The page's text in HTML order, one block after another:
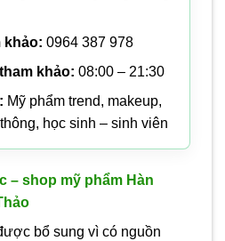
khảo: 0964 387 978
khảo: 08:00 – 21:30
Mỹ phẩm trend, makeup,
học sinh – sinh viên
– shop mỹ phẩm Hàn
bổ sung vì có nguồn